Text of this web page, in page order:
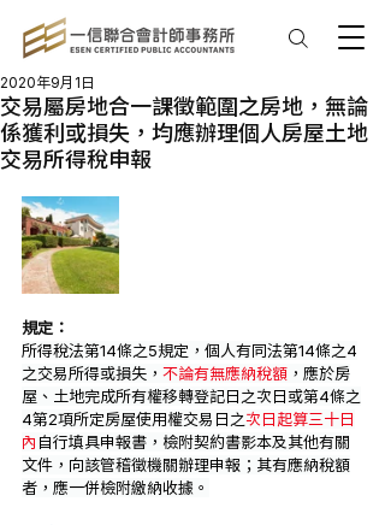
交易屬房地合一課徵範圍之房地，無論
係獲利或損失，均應辦理個人房屋土地
交易所得稅申報
2020年9月1日
規定：
所得稅法第14條之5規定，個人有同法第14條之4
之交易所得或損失， 不論有無應納稅額 ，應於房
屋、土地完成所有權移轉登記日之次日或第4條之
4第2項所定房屋使用權交易日之次日起算三十日
內 自行填具申報書，檢附契約書影本及其他有關
文件，向該管稽徵機關辦理申報；其有應納稅額
者，應一併檢附繳納收據。